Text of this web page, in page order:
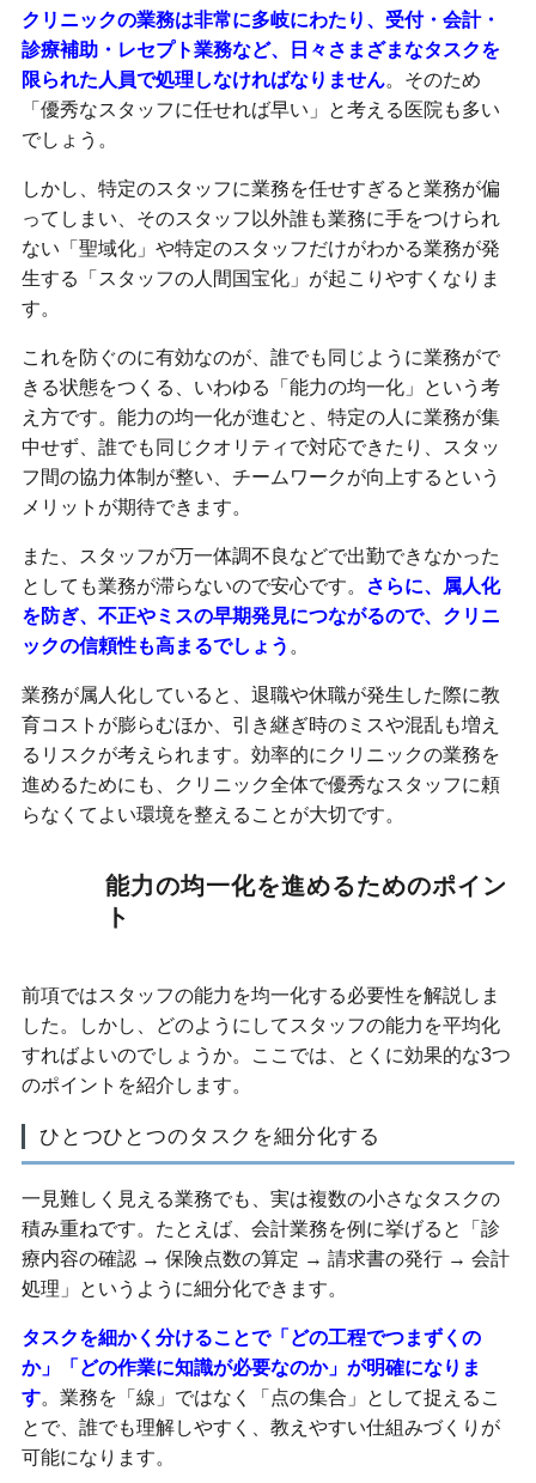
クリニックの業務は非常に多岐にわたり、受付・会計・
診療補助・レセプト業務など、日々さまざまなタスクを
限られた人員で処理しなければなりません。そのため
「優秀なスタッフに任せれば早い」と考える医院も多い
でしょう。
しかし、特定のスタッフに業務を任せすぎると業務が偏
ってしまい、そのスタッフ以外誰も業務に手をつけられ
ない「聖域化」や特定のスタッフだけがわかる業務が発
生する「スタッフの人間国宝化」が起こりやすくなりま
す。
これを防ぐのに有効なのが、誰でも同じように業務がで
きる状態をつくる、いわゆる「能力の均一化」という考
え方です。能力の均一化が進むと、特定の人に業務が集
中せず、誰でも同じクオリティで対応できたり、スタッ
フ間の協力体制が整い、チームワークが向上するという
メリットが期待できます。
また、スタッフが万一体調不良などで出勤できなかった
としても業務が滞らないので安心です。
さらに、属人化
を防ぎ、不正やミスの早期発見につながるので、クリニ
ックの信頼性も高まるでしょう 。
業務が属人化していると、退職や休職が発生した際に教
育コストが膨らむほか、引き継ぎ時のミスや混乱も増え
るリスクが考えられます。効率的にクリニックの業務を
進めるためにも、クリニック全体で優秀なスタッフに頼
らなくてよい環境を整えることが大切です。
能力の均一化を進めるためのポイン
ト
前項ではスタッフの能力を均一化する必要性を解説しま
した。しかし、どのようにしてスタッフの能力を平均化
すればよいのでしょうか。ここでは、とくに効果的な3つ
のポイントを紹介します。
ひとつひとつのタスクを細分化する
一見難しく見える業務でも、実は複数の小さなタスクの
積み重ねです。たとえば、会計業務を例に挙げると「診
療内容の確認 → 保険点数の算定 → 請求書の発行 → 会計
処理」というように細分化できます。
タスクを細かく分けることで「どの工程でつまずくの
か」「どの作業に知識が必要なのか」が明確になりま
す。業務を「線」ではなく「点の集合」として捉えるこ
とで、誰でも理解しやすく、教えやすい仕組みづくりが
可能になります。